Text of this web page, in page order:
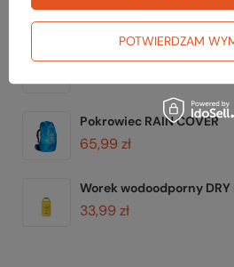
2,99 zł
Pokrowiec RAIN COVER
65,99 zł
Worek wodoodporny DRY
33,99 zł
POTWIERDZAM